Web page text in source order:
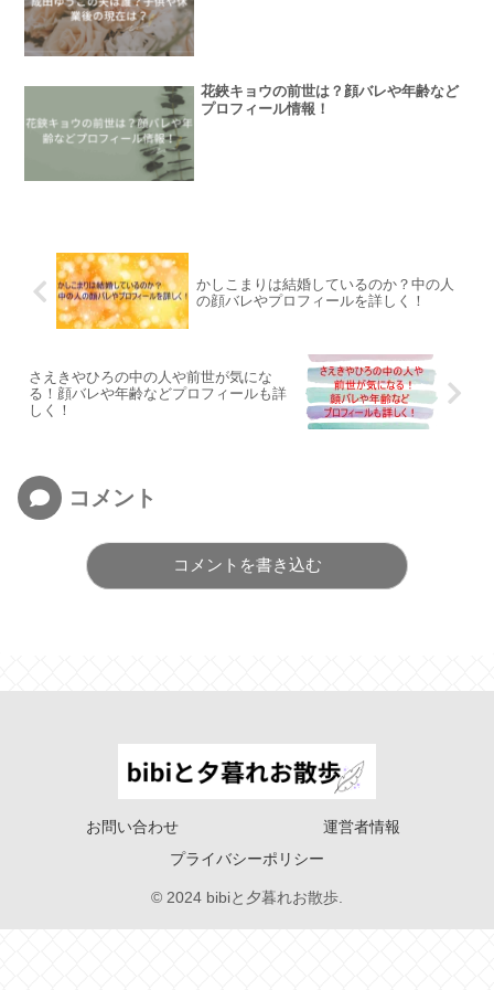
花鋏キョウの前世は？顔バレや年齢など
プロフィール情報！
かしこまりは結婚しているのか？中の人
の顔バレやプロフィールを詳しく！
さえきやひろの中の人や前世が気にな
る！顔バレや年齢などプロフィールも詳
しく！
コメント
コメントを書き込む
お問い合わせ
運営者情報
プライバシーポリシー
© 2024 bibiと夕暮れお散歩.